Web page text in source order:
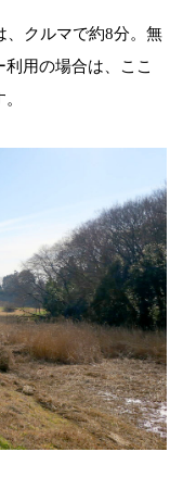
、クルマで約8分。無
用の場合は、ここ